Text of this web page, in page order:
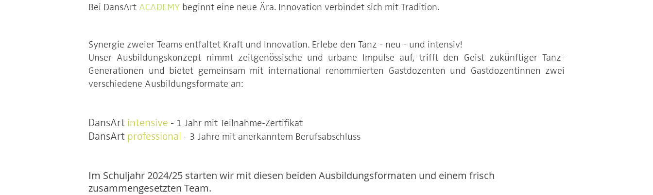
Bei DansArt ACADEMY beginnt eine neue Ära. Innovation verbindet sich mit Tradition.
Synergie zweier Teams entfaltet Kraft und Innovation. Erlebe den Tanz - neu - und intensiv!
Unser Ausbildungskonzept nimmt zeitgenössische und urbane Impulse auf, trifft den Geist zukünftiger Tanz-
Generationen und bietet gemeinsam mit international renommierten Gastdozenten und Gastdozentinnen zwei
verschiedene Ausbildungsformate an:
DansArt intensive - 1 Jahr mit Teilnahme-Zertifikat
DansArt professional - 3 Jahre mit anerkanntem Berufsabschluss
Im Schuljahr 2024/25 starten wir mit diesen beiden Ausbildungsformaten und einem frisch
zusammengesetzten Team.